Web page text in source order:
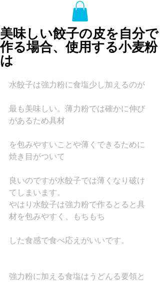
美味しい餃子の皮を自分で
作る場合、使用する小麦粉
は
水餃子は強力粉に食塩少し加えるのが
最も美味しい。薄力粉では確かに伸び
があるため具材
を包みやすいことや薄くできるために
焼き目がついて
良いのですが水餃子では薄くなり破け
てしまいます。
やはり水餃子は強力粉で作るとると具
材を包みやすく、もちもち
した食感で食べ応えがいいです。
強力粉に加える食塩はうどんる要領と